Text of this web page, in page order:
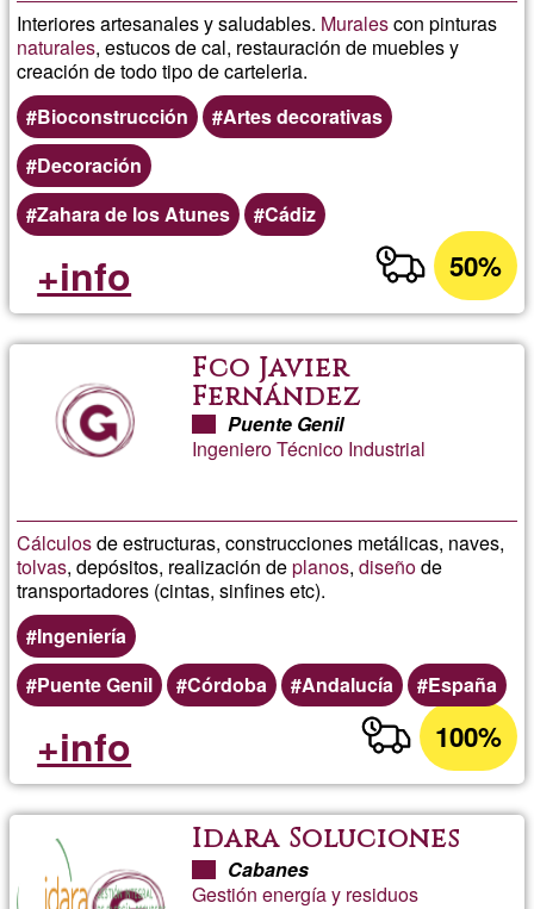
Interiores artesanales y saludables. Muralescon pinturas
naturales, estucos de cal, restauración de muebles y
creación de todo tipo de carteleria.
Bioconstrucción
Artes decorativas
Decoración
Zahara de los Atunes
Cádiz
50%
+info
Fco Javier
Fernández
Puente Genil
Ingeniero Técnico Industrial
Cálculosde estructuras, construcciones metálicas, naves,
tolvas, depósitos, realización deplanos,diseñode
transportadores (cintas, sinfines etc).
Ingeniería
Puente Genil
Córdoba Andalucía España
100%
+info
Idara Soluciones
Cabanes
Gestión energía y residuos